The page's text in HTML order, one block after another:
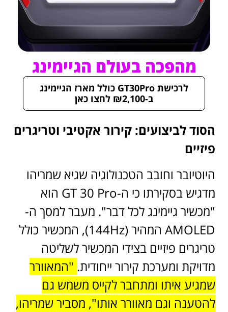
מהפכה בעולם הגיימינג
לרכישת GT30Pro כולל מארז הגיימינג
ב-₪2,100 לחצו כאן
הסוד לביצועים: קירור אקטיבי וטריגרים
פיזיים
היוטיובר וחובב הטכנולוגיה שגיא שמריהו
מדגיש בסקירתו כי ה-GT 30 Pro הוא
"מכשיר גיימינג לכל דבר". מעבר למסך ה-
AMOLED המהיר (144Hz), המכשיר כולל
טריגרים פיזיים בצידי המכשיר לשליטה
מדויקת ומערכת קירור ייחודית. "המאוורר
שמגיע איתו ומתחבר לקייס משמש גם
להטענה וגם מאוורר אותו", מסביר שמריהו,